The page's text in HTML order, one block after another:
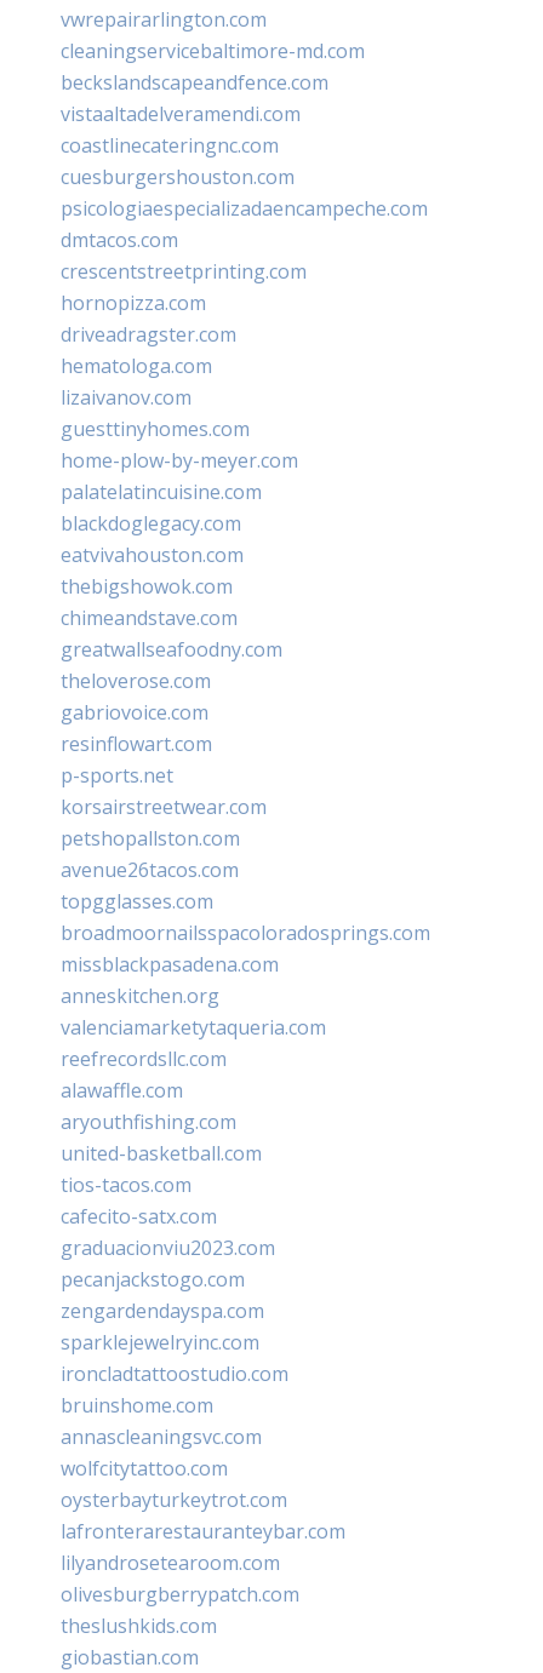
vwrepairarlington.com
cleaningservicebaltimore-md.com
beckslandscapeandfence.com
vistaaltadelveramendi.com
coastlinecateringnc.com
cuesburgershouston.com
psicologiaespecializadaencampeche.com
dmtacos.com
crescentstreetprinting.com
hornopizza.com
driveadragster.com
hematologa.com
lizaivanov.com
guesttinyhomes.com
home-plow-by-meyer.com
palatelatincuisine.com
blackdoglegacy.com
eatvivahouston.com
thebigshowok.com
chimeandstave.com
greatwallseafoodny.com
theloverose.com
gabriovoice.com
resinflowart.com
p-sports.net
korsairstreetwear.com
petshopallston.com
avenue26tacos.com
topgglasses.com
broadmoornailsspacoloradosprings.com
missblackpasadena.com
anneskitchen.org
valenciamarketytaqueria.com
reefrecordsllc.com
alawaffle.com
aryouthfishing.com
united-basketball.com
tios-tacos.com
cafecito-satx.com
graduacionviu2023.com
pecanjackstogo.com
zengardendayspa.com
sparklejewelryinc.com
ironcladtattoostudio.com
bruinshome.com
annascleaningsvc.com
wolfcitytattoo.com
oysterbayturkeytrot.com
lafronterarestauranteybar.com
lilyandrosetearoom.com
olivesburgberrypatch.com
theslushkids.com
giobastian.com